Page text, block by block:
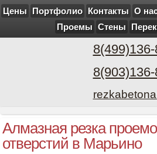
Цены Портфолио Контакты О
Проемы Стены
Алмазная резка
отверстий в Марьино